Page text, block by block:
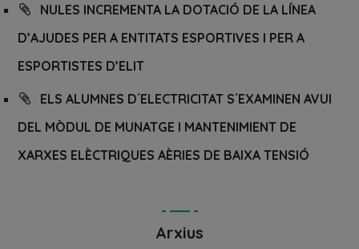
NULES INCREMENTA LA DOTACIÓ DE LA LÍNEA
D’AJUDES PER A ENTITATS ESPORTIVES I PER A
ESPORTISTES D’ELIT
ELS ALUMNES D´ELECTRICITAT S´EXAMINEN AVUI
DEL MÒDUL DE MUNATGE I MANTENIMIENT DE
XARXES ELÈCTRIQUES AÈRIES DE BAIXA TENSIÓ
Arxius